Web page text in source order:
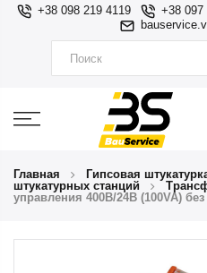
+38 098 219 4119 +38 097
Главная Гипсовая
штукатурных станций
управления 400В/24В (100VA)